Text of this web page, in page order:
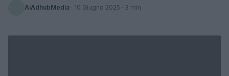
AiAdhubMedia · 10 Giugno 2025 · 3 min